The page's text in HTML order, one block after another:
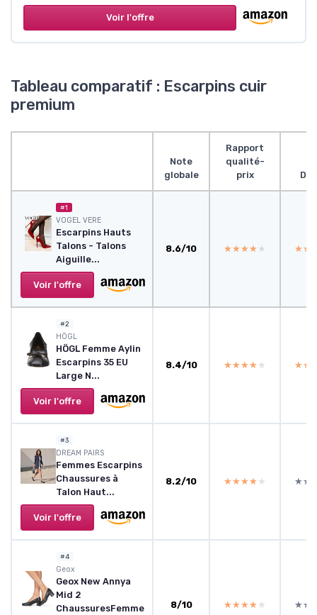
Voir l'offre
Tableau comparatif : Escarpins cuir
premium
Note
globale
Rapport
qualité-
prix
#1
VOGEL VERE
Escarpins Hauts
Talons - Talons
Aiguille...
Voir l'offre
8.6/10 ★★★★★
★★★★★
#2
HÖGL
HÖGL Femme Aylin
Escarpins 35 EU
Large N...
Voir l'offre
8.4/10 ★★★★★
★★★★★
#3
DREAM PAIRS
Femmes Escarpins
Chaussures à
Talon Haut...
Voir l'offre
8.2/10 ★★★★★
★★★★★
#4
Geox
Geox New Annya
Mid 2
ChaussuresFemme
8/10 ★★★★★
★★★★★